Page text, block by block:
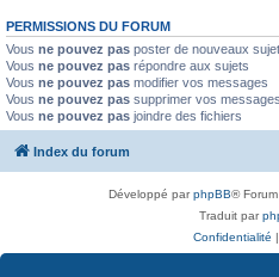
PERMISSIONS DU FORUM
Vous ne pouvez pas poster de nouveaux
Vous ne pouvez pas répondre aux sujets
Vous ne pouvez pas modifier vos messages
Vous ne pouvez pas supprimer vos messages
Vous ne pouvez pas joindre des fichiers
Index du forum
Développé parphpBB®
Traduit par
Confidentialité |